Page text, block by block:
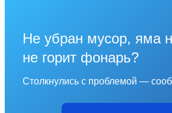
Не убран мусор, яма
не горит фонарь?
Столкнулись с проблемой —